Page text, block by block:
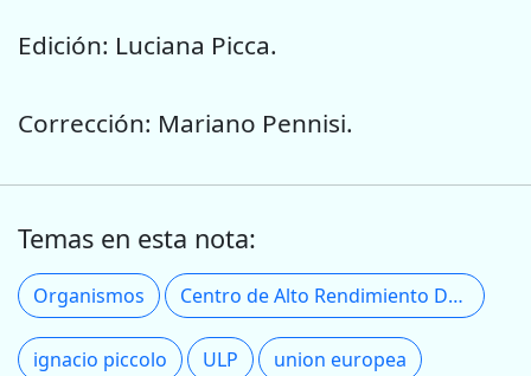
Edición: Luciana Picca.
Corrección: Mariano Pennisi.
Temas en esta nota:
Organismos Centro de Alto Rendimiento Deportivo
ignacio piccolo ULP union europea